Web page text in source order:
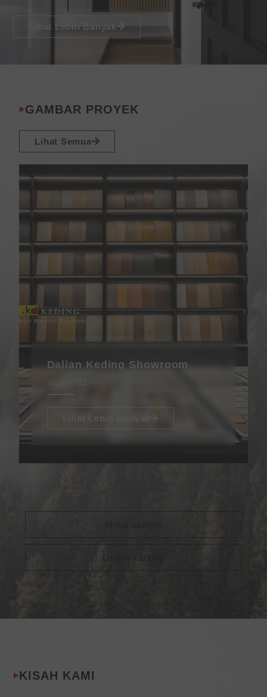
Lihat Lebih Banyak
GAMBAR PROYEK
Lihat Semua
Dalian Keding Showroom
2026/07/22
Lihat Lebih Banyak
Unduh katalog
KISAH KAMI